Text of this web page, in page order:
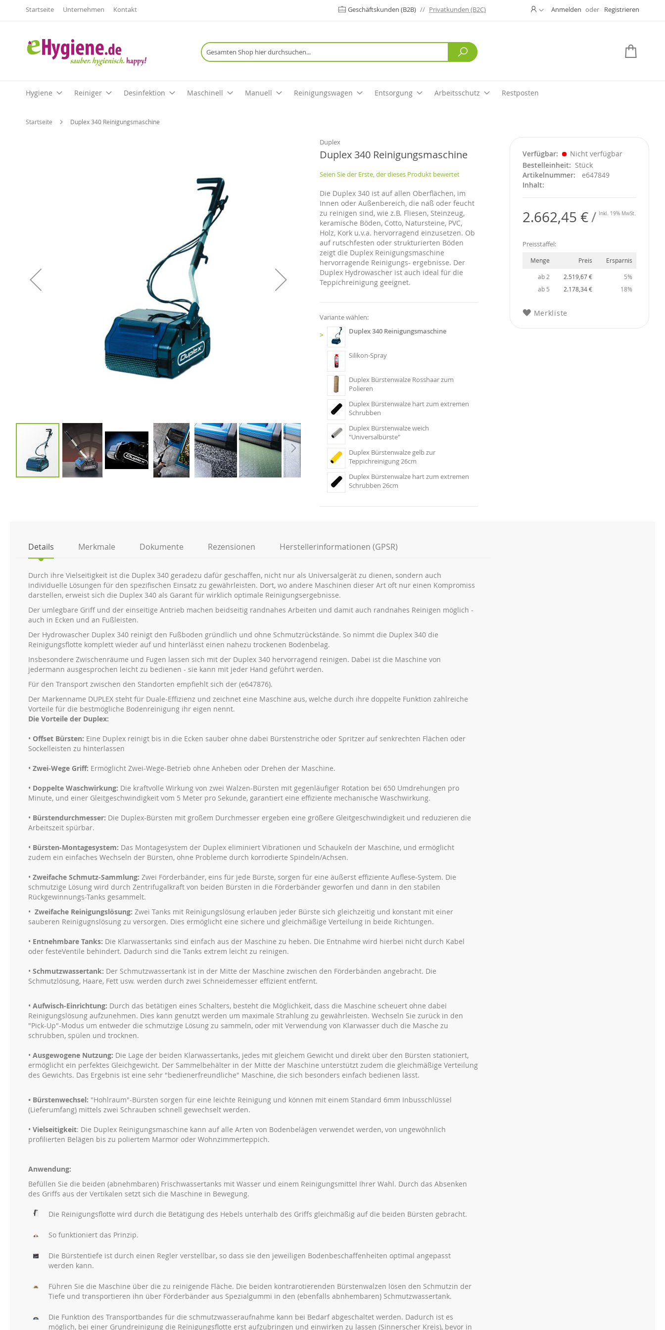
Startseite Unternehmen Kontakt Geschäftskunden (B2B) // Privatkunden (B2C) ÄndernAnmelden Registrieren
Suche
Suche
Hygiene Reiniger Desinfektion Maschinell Manuell Reinigungswagen Entsorgung Arbeitsschutz Restposten
Startseite Duplex 340 Reinigungsmaschine
Duplex
Duplex 340 Reinigungsmaschine
Seien Sie der Erste, der dieses Produkt bewertet
Die Duplex 340 ist auf allen Oberflächen, im
Innen oder Außenbereich, die naß oder feucht
zu reinigen sind, wie z.B. Fliesen, Steinzeug,
keramische Böden, Cotto, Natursteine, PVC,
Holz, Kork u.v.a. hervorragend einzusetzen. Ob
auf rutschfesten oder strukturierten Böden
zeigt die Duplex Reinigungsmaschine
hervorragende Reinigungs- ergebnisse. Der
Duplex Hydrowascher ist auch ideal für die
Teppichreinigung geeignet.
Variante wählen:
> Duplex 340 Reinigungsmaschine
Silikon-Spray
Duplex Bürstenwalze Rosshaar zum
Polieren
Duplex Bürstenwalze hart zum extremen
Schrubben
Duplex Bürstenwalze weich
"Universalbürste"
Duplex Bürstenwalze gelb zur
Teppichreinigung 26cm
Duplex Bürstenwalze hart zum extremen
Schrubben 26cm
Verfügbar
Nicht verfügbar
Bestelleinheit
Stück
Artikelnummer
e647849
Inhalt
2.662,45 € Inkl. 19% MwSt.
Preisstaffel:
Menge Preis Ersparnis
ab 2 2.519,67 €
5%
ab 5
2.178,34 € 18%
Merkliste
Details
Durch ihre Vielseitigkeit ist die Duplex 340 geradezu dafür geschaffen, nicht nur als Universalgerät zu dienen, sondern auch
individuelle Lösungen für den spezifischen Einsatz zu gewährleisten. Dort, wo andere Maschinen dieser Art oft nur einen Kompromiss
darstellen, erweist sich die Duplex 340 als Garant für wirklich optimale Reinigungsergebnisse.
Der umlegbare Griff und der einseitige Antrieb machen beidseitig randnahes Arbeiten und damit auch randnahes Reinigen möglich -
auch in Ecken und an Fußleisten.
Der Hydrowascher Duplex 340 reinigt den Fußboden gründlich und ohne Schmutzrückstände. So nimmt die Duplex 340 die
Reinigungsflotte komplett wieder auf und hinterlässt einen nahezu trockenen Bodenbelag.
Insbesondere Zwischenräume und Fugen lassen sich mit der Duplex 340 hervorragend reinigen. Dabei ist die Maschine von
jedermann ausgesprochen leicht zu bedienen - sie kann mit jeder Hand geführt werden.
Für den Transport zwischen den Standorten empfiehlt sich der (e647876).
Der Markenname DUPLEX steht für Duale-Effizienz und zeichnet eine Maschine aus, welche durch ihre doppelte Funktion zahlreiche
Vorteile für die bestmögliche Bodenreinigung ihr eigen nennt.
Die Vorteile der Duplex:
• Offset Bürsten: Eine Duplex reinigt bis in die Ecken sauber ohne dabei Bürstenstriche oder Spritzer auf senkrechten Flächen oder
Sockelleisten zu hinterlassen
• Zwei-Wege Griff: Ermöglicht Zwei-Wege-Betrieb ohne Anheben oder Drehen der Maschine.
• Doppelte Waschwirkung: Die kraftvolle Wirkung von zwei Walzen-Bürsten mit gegenläufiger Rotation bei 650 Umdrehungen pro
Minute, und einer Gleitgeschwindigkeit vom 5 Meter pro Sekunde, garantiert eine effiziente mechanische Waschwirkung.
• Bürstendurchmesser: Die Duplex-Bürsten mit großem Durchmesser ergeben eine größere Gleitgeschwindigkeit und reduzieren die
Arbeitszeit spürbar.
• Bürsten-Montagesystem: Das Montagesystem der Duplex eliminiert Vibrationen und Schaukeln der Maschine, und ermöglicht
zudem ein einfaches Wechseln der Bürsten, ohne Probleme durch korrodierte Spindeln/Achsen.
• Zweifache Schmutz-Sammlung: Zwei Förderbänder, eins für jede Bürste, sorgen für eine äußerst effiziente Auflese-System. Die
schmutzige Lösung wird durch Zentrifugalkraft von beiden Bürsten in die Förderbänder geworfen und dann in den stabilen
Rückgewinnungs-Tanks gesammelt.
• Zweifache Reinigungslösung: Zwei Tanks mit Reinigungslösung erlauben jeder Bürste sich gleichzeitig und konstant mit einer
sauberen Reinigugnslösung zu versorgen. Dies ermöglicht eine sichere und gleichmäßige Verteilung in beide Richtungen.
• Entnehmbare Tanks: Die Klarwassertanks sind einfach aus der Maschine zu heben. Die Entnahme wird hierbei nicht durch Kabel
oder festeVentile behindert. Dadurch sind die Tanks extrem leicht zu reinigen.
• Schmutzwassertank: Der Schmutzwassertank ist in der Mitte der Maschine zwischen den Förderbänden angebracht. Die
Schmutzlösung, Haare, Fett usw. werden durch zwei Schneidemesser effizient entfernt.
• Aufwisch-Einrichtung: Durch das betätigen eines Schalters, besteht die Möglichkeit, dass die Maschine scheuert ohne dabei
Reinigungslösung aufzunehmen. Dies kann genutzt werden um maximale Strahlung zu gewährleisten. Wechseln Sie zurück in den
"Pick-Up"-Modus um entweder die schmutzige Lösung zu sammeln, oder mit Verwendung von Klarwasser duch die Masche zu
schrubben, spülen und trocknen.
• Ausgewogene Nutzung: Die Lage der beiden Klarwassertanks, jedes mit gleichem Gewicht und direkt über den Bürsten stationiert,
ermöglicht ein perfektes Gleichgewicht. Der Sammelbehälter in der Mitte der Maschine unterstützt zudem die gleichmäßige Verteilung
des Gewichts. Das Ergebnis ist eine sehr "bedienerfreundliche" Maschine, die sich besonders einfach bedienen lässt.
• Bürstenwechsel: "Hohlraum"-Bürsten sorgen für eine leichte Reinigung und können mit einem Standard 6mm Inbusschlüssel
(Lieferumfang) mittels zwei Schrauben schnell gewechselt werden.
• Vielseitigkeit: Die Duplex Reinigungsmaschine kann auf alle Arten von Bodenbelägen verwendet werden, von ungewöhnlich
profilierten Belägen bis zu poliertem Marmor oder Wohnzimmerteppich.
Anwendung:
Befüllen Sie die beiden (abnehmbaren) Frischwassertanks mit Wasser und einem Reinigungsmittel Ihrer Wahl. Durch das Absenken
des Griffs aus der Vertikalen setzt sich die Maschine in Bewegung.
Die Reinigungsflotte wird durch die Betätigung des Hebels unterhalb des Griffs gleichmäßig auf die beiden Bürsten gebracht.
So funktioniert das Prinzip.
Die Bürstentiefe ist durch einen Regler verstellbar, so dass sie den jeweiligen Bodenbeschaffenheiten optimal angepasst
werden kann.
Führen Sie die Maschine über die zu reinigende Fläche. Die beiden kontrarotierenden Bürstenwalzen lösen den Schmutzin der
Tiefe und transportieren ihn über Förderbänder aus Spezialgummi in den (ebenfalls abnhembaren) Schmutzwassertank.
Die Funktion des Transportbandes für die schmutzwasseraufnahme kann bei Bedarf abgeschaltet werden. Dadurch ist es
möglich, bei einer Grundreinigung die Reinigungsflotte erst aufzubringen und einwirken zu lassen (Sinnerscher Kreis), bevor in
Merkmale Dokumente Rezensionen Herstellerinformationen (GPSR)